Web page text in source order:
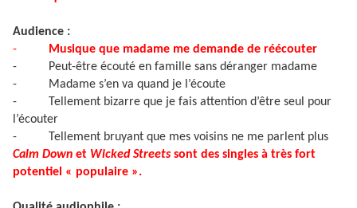
Audience :
-
Musique que madame me demande de réécouter
-
Peut-être écouté en famille sans déranger madame
-
Madame s’en va quand je l’écoute
-
Tellement bizarre que je fais attention d’être seul pour
l’écouter
-
Tellement bruyant que mes voisins ne me parlent plus
Calm Down et Wicked Streetssont des singles à très fort
potentiel « populaire ».